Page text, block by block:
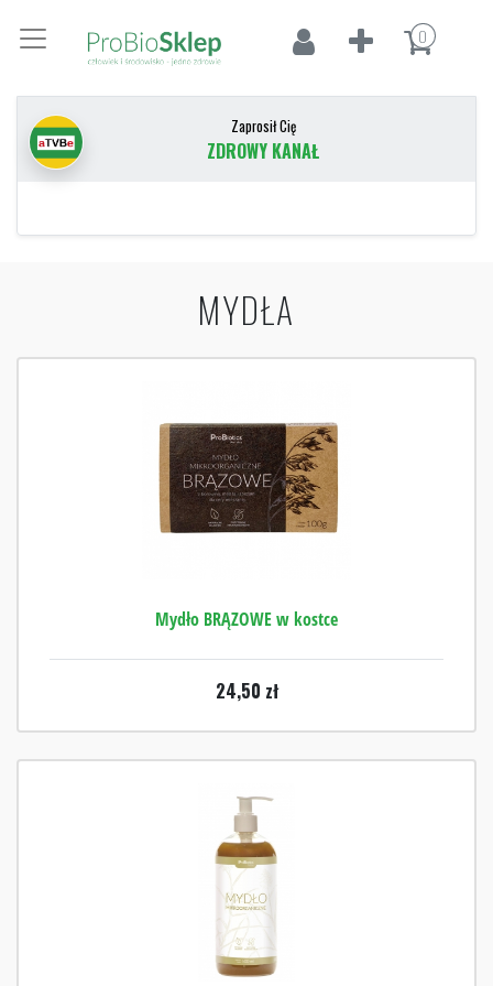
0
Zaprosił Cię
ZDROWY KANAŁ
MYDŁA
Mydło BRĄZOWE w kostce
24,50 zł